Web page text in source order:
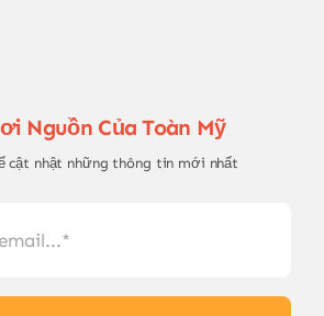
Nguồn Của Toàn Mỹ
cật nhật những thông tin mới nhất